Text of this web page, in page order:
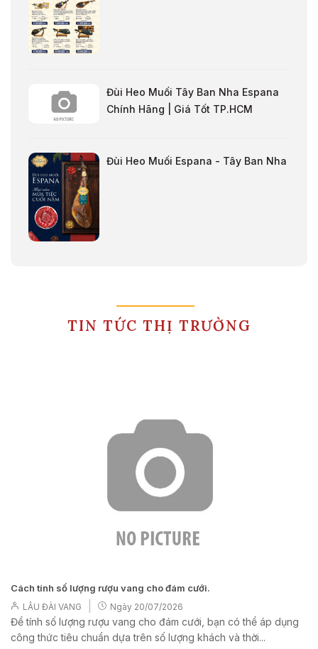
Đùi Heo Muối Tây Ban Nha Espana
Chính Hãng | Giá Tốt TP.HCM
Đùi Heo Muối Espana - Tây Ban Nha
TIN TỨC THỊ TRƯỜNG
Cách tính số lượng rượu vang cho đám cưới.
LÂU ĐÀI VANG Ngày 20/07/2026
Để tính số lượng rượu vang cho đám cưới, bạn có thể áp dụng
công thức tiêu chuẩn dựa trên số lượng khách và thời...